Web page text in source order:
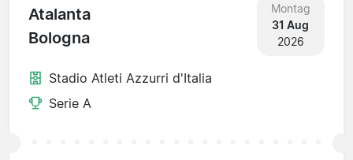
Atalanta
Bologna
Montag
31 Aug
2026
Stadio Atleti Azzurri d'Italia
Serie A